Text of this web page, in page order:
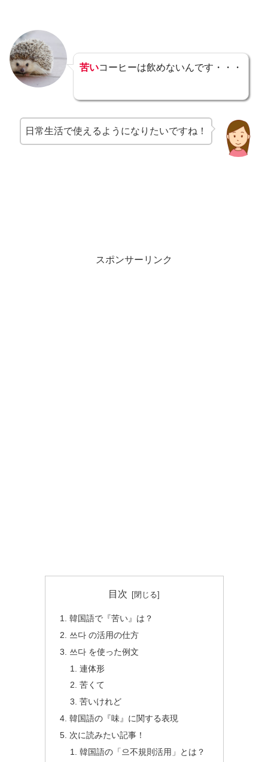
苦いコーヒーは飲めないんです・・・
日常生活で使えるようになりたいですね！
スポンサーリンク
目次
韓国語で『苦い』は？
쓰다 の活用の仕方
쓰다 を使った例文
連体形
苦くて
苦いけれど
韓国語の『味』に関する表現
次に読みたい記事！
韓国語の「으不規則活用」とは？